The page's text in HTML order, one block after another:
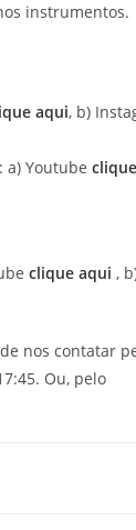
instrumentos.
aqui, b)
a) Youtube
clique aqui ,
nos contatar
Ou, pelo